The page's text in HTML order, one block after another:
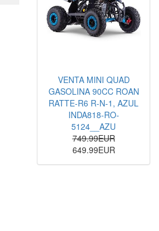
VENTA MINI QUAD
GASOLINA 90CC ROAN
RATTE-R6 R-N-1, AZUL
INDA818-RO-
5124__AZU
749.99EUR
649.99EUR